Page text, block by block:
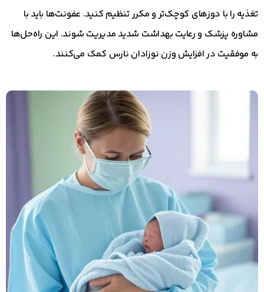
تغذیه را با دوزهای کوچک‌تر و مکرر تنظیم کنید. عفونت‌ها باید با
مشاوره پزشک و رعایت بهداشت شدید مدیریت شوند. این راه‌حل‌ها
به موفقیت در افزایش وزن نوزادان نارس کمک می‌کنند.